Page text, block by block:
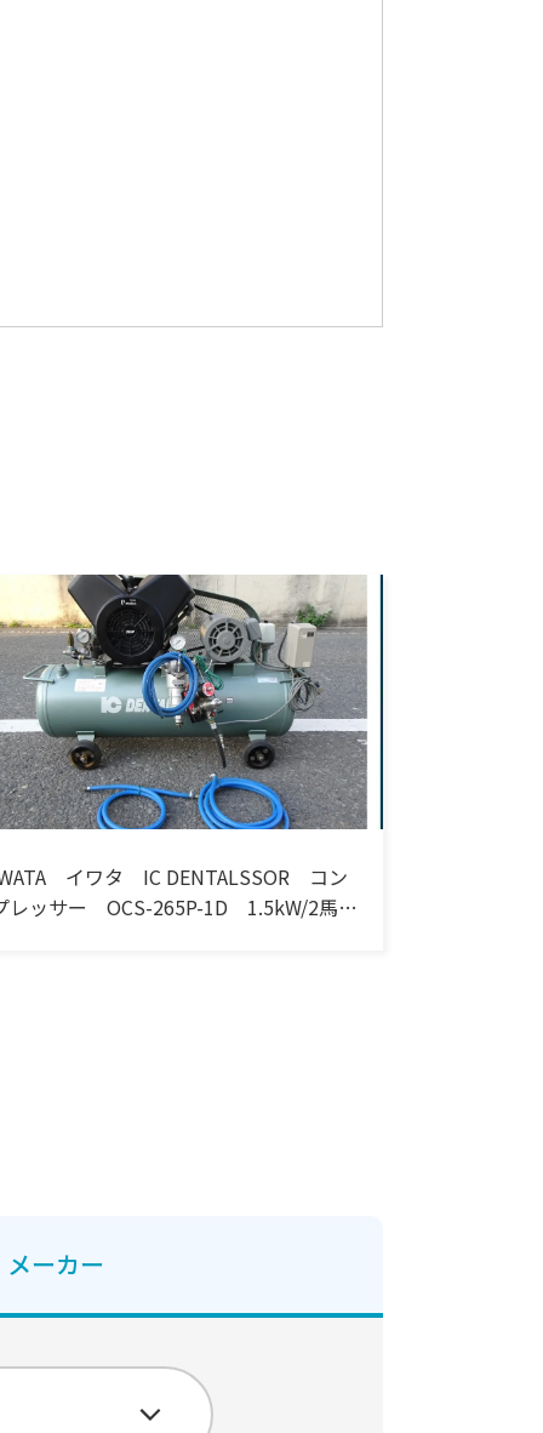
イワタ IC DENTALSSOR コン
レッサー OCS-265P-1D 1.5kW/2馬
メーカー